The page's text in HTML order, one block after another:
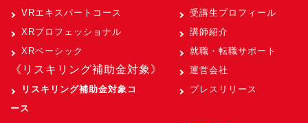
VRエキスパートコース
XRプロフェッショナル
XRベーシック
《リスキリング補助金対象》
リスキリング補助金対象コ
ース
受講生プロフィール
講師紹介
就職・転職サポート
運営会社
プレスリリース